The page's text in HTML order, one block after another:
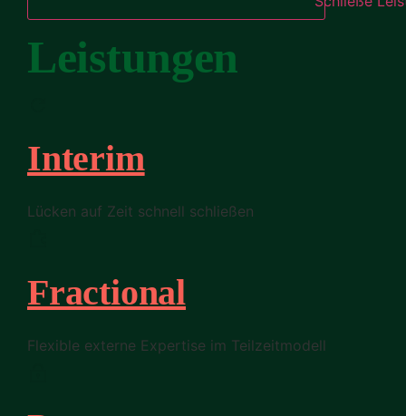
Leistungen
Interim
Lücken auf Zeit schnell schließen
Fractional
Flexible externe Expertise im Teilzeitmodell